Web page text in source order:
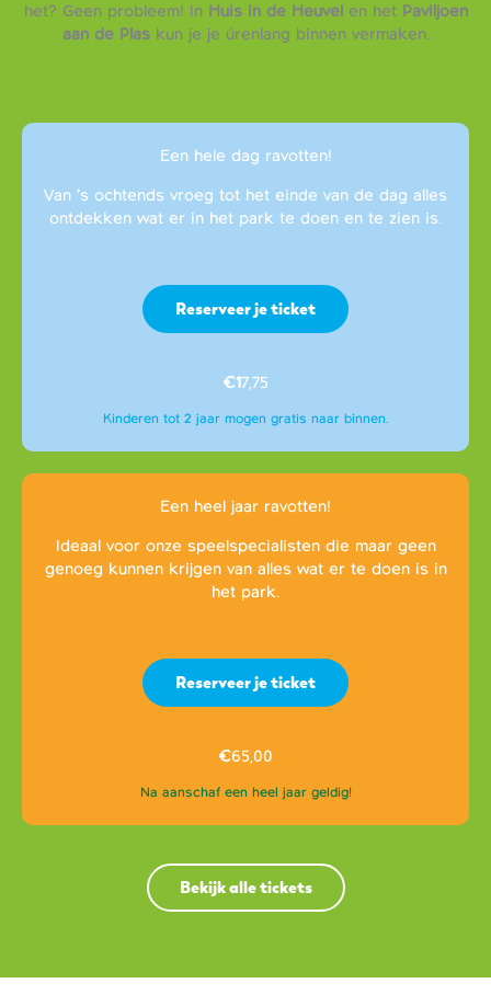
het? Geen probleem! In Huis in de Heuvelen het Paviljoen
aan de Plaskun je je úrenlang binnen vermaken.
Een hele dag ravotten!
Van ’s ochtends vroeg tot het einde van de dag alles
ontdekken wat er in het park te doen en te zien is.
Reserveer je ticket
€17,75
Kinderen tot 2 jaar mogen gratis naar binnen.
Een heel jaar ravotten!
Ideaal voor onze speelspecialisten die maar geen
genoeg kunnen krijgen van alles wat er te doen is in
het park.
Reserveer je ticket
€65,00
Na aanschaf een heel jaar geldig!
Bekijk alle tickets